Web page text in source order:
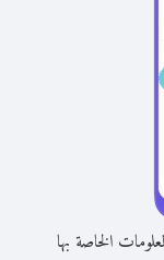
الخاصة بها